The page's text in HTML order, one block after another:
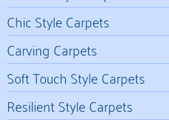
Chic Style Carpets
Carving Carpets
Soft Touch Style Carpets
Resilient Style Carpets